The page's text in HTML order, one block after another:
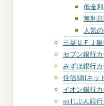
低金
無利
人気
三菱ＵＦＪ
セブン銀行
みずほ銀行
住信SBIネッ
イオン銀行
auじぶん銀